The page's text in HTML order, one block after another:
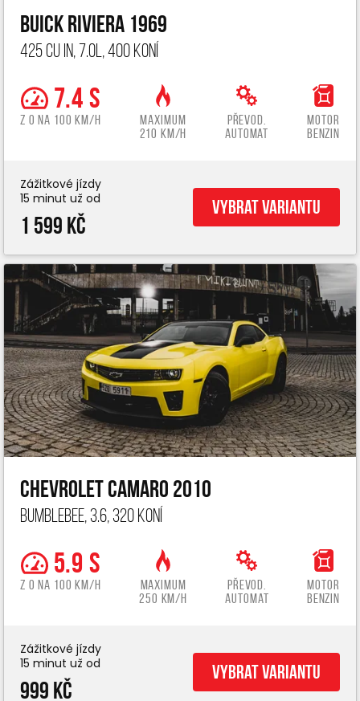
Buick Riviera 1969
425 cu in, 7.0L, 400 koní
7.4 s
z 0 na 100 km/h
Maximum
210 km/h
Převod.
automat
Motor
benzin
Zážitkové jízdy
15 minut už od
1 599 Kč
Vybrat variantu
Chevrolet Camaro 2010
Bumblebee, 3.6, 320 koní
5.9 s
z 0 na 100 km/h
Maximum
250 km/h
Převod.
automat
Motor
benzin
Zážitkové jízdy
15 minut už od
999 Kč
Vybrat variantu